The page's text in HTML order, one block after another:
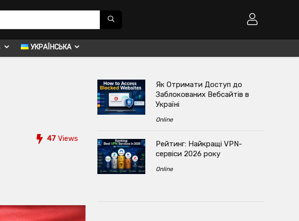
УКРАЇНСЬКА
47 Views
Як Отримати Доступ до
Заблокованих Вебсайтів в
Україні
Online
Рейтинг: Найкращі VPN-
сервіси 2026 року
Online